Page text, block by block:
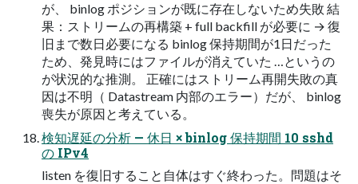
が、 binlog ポジションが既に存在しないため失敗 結
果：ストリームの再構築 + full backfill が必要に → 復
旧まで数日必要になる binlog 保持期間が1日だった
ため、発見時にはファイルが消えていた …というの
が状況的な推測。 正確にはストリーム再開失敗の真
因は不明（ Datastream 内部のエラー）だが、 binlog
喪失が原因と考えている。
検知遅延の分析 — 休日 × binlog 保持期間 10 sshd
の IPv4
listen を復旧すること自体はすぐ終わった。問題はそ